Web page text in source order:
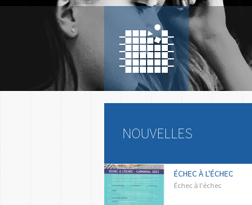
NOUVELLES
ÉCHEC À L'ÉCHEC
Échec à l'échec